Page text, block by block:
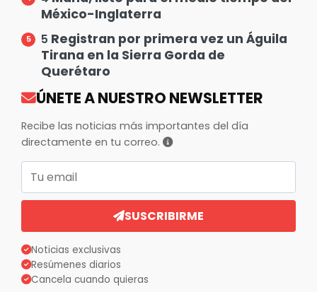
México-Inglaterra
5 Registran por primera vez un Águila
Tirana en la Sierra Gorda de
Querétaro
ÚNETE A NUESTRO NEWSLETTER
Recibe las noticias más importantes del día
directamente en tu correo.
Correo electrónico
SUSCRIBIRME
Noticias exclusivas
Resúmenes diarios
Cancela cuando quieras